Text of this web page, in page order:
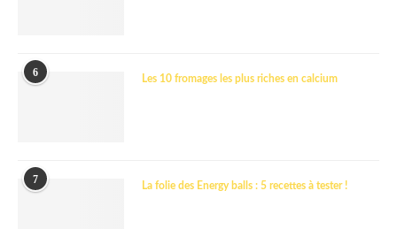
6
Les 10 fromages les plus riches en calcium
7
La folie des Energy balls : 5 recettes à tester !